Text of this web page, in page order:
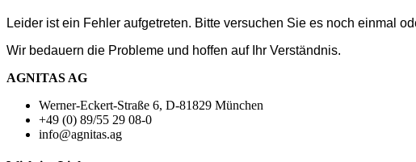
Leider ist ein Fehler aufgetreten. Bitte versuchen Sie es noch einmal
Wir bedauern die Probleme und hoffen auf Ihr Verständnis.
AGNITAS AG
Werner-Eckert-Straße 6, D-81829 München
+49 (0) 89/55 29 08-0
info@agnitas.ag